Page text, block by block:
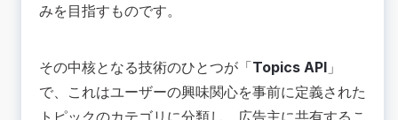
みを目指すものです。
その中核となる技術のひとつが「Topics API 」
で、これはユーザーの興味関心を事前に定義された